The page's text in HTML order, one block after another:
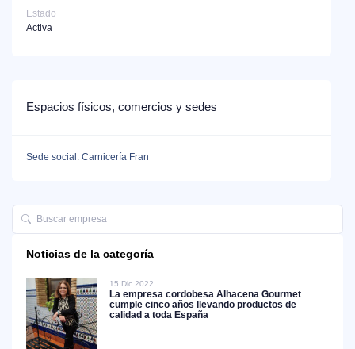
Estado
Activa
Espacios físicos, comercios y sedes
Sede social: Carnicería Fran
Noticias de la categoría
15 Dic 2022
La empresa cordobesa Alhacena Gourmet
cumple cinco años llevando productos de
calidad a toda España